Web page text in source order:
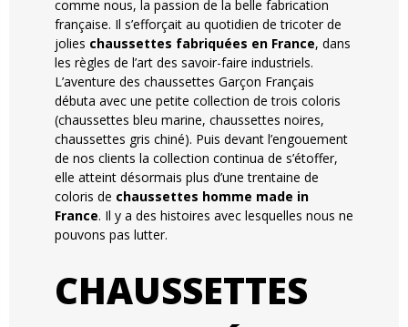
comme nous, la passion de la belle fabrication
française. Il s’efforçait au quotidien de tricoter de
jolies chaussettes fabriquées en France, dans
les règles de l’art des savoir-faire industriels.
L’aventure des chaussettes Garçon Français
débuta avec une petite collection de trois coloris
(chaussettes bleu marine, chaussettes noires,
chaussettes gris chiné). Puis devant l’engouement
de nos clients la collection continua de s’étoffer,
elle atteint désormais plus d’une trentaine de
coloris de chaussettes homme made in
France. Il y a des histoires avec lesquelles nous ne
pouvons pas lutter.
CHAUSSETTES